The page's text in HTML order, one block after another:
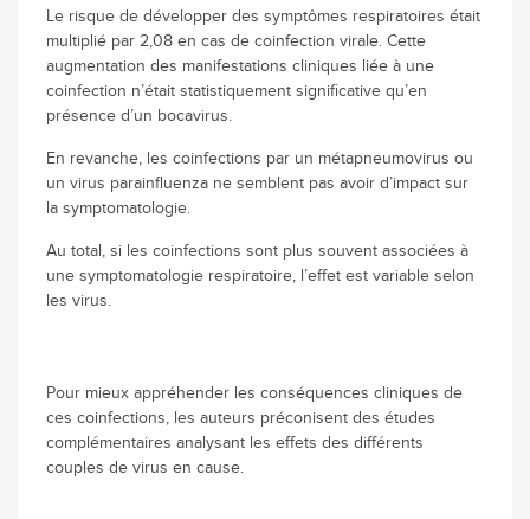
Le risque de développer des symptômes respiratoires était
multiplié par 2,08 en cas de coinfection virale. Cette
augmentation des manifestations cliniques liée à une
coinfection n’était statistiquement significative qu’en
présence d’un bocavirus.
En revanche, les coinfections par un métapneumovirus ou
un virus parainfluenza ne semblent pas avoir d’impact sur
la symptomatologie.
Au total, si les coinfections sont plus souvent associées à
une symptomatologie respiratoire, l’effet est variable selon
les virus.
Pour mieux appréhender les conséquences cliniques de
ces coinfections, les auteurs préconisent des études
complémentaires analysant les effets des différents
couples de virus en cause.